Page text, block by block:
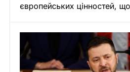
європейських цінностей,